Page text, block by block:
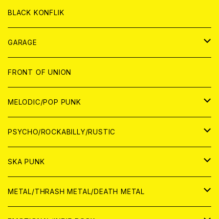
ANALOG
ANALOG
CD
ANALOG
BLACK KONFLIK
GARAGE
JAPAN
アナログ
CD
WORLD
アナログ
CD
FRONT OF UNION
MELODIC/POP PUNK
JAPAN
CD
ANALOG
WORLD
CD
ANALOG
PSYCHO/ROCKABILLY/RUSTIC
JAPAN
CD
ANALOG
WORLD
SKA PUNK
JAPAN
METAL/THRASH METAL/DEATH METAL